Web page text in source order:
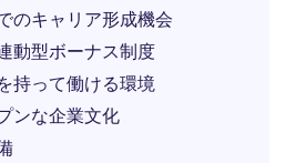
のキャリア形成機会
動型ボーナス制度
持って働ける環境
ンな企業文化